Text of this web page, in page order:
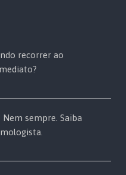
recorrer ao
sempre. Saiba